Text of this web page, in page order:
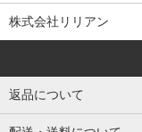
株式会社リリアン
返品について